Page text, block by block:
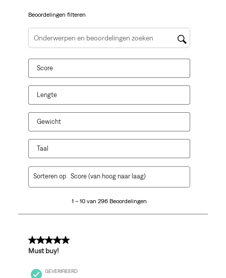
Beoordelingen filteren
Onderwerpen en beoordelingen zoeken per regio
Score
Lengte
Gewicht
Taal
296
1 – 10 van 296 Beoordelingen
Sorteren op Score (van hoog naar laag)
5 van 5 sterren.
Must buy!
GEVERIFIEERD